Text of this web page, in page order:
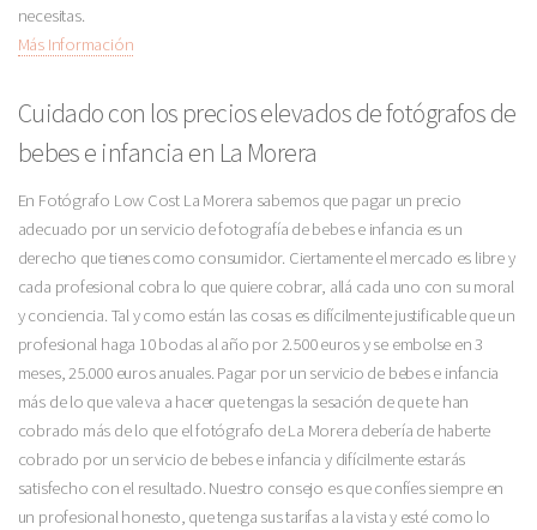
necesitas.
Más Información
Cuidado con los precios elevados de fotógrafos de
bebes e infancia en La Morera
En Fotógrafo Low Cost La Morera sabemos que pagar un precio
adecuado por un servicio de fotografía de bebes e infancia es un
derecho que tienes como consumidor. Ciertamente el mercado es libre y
cada profesional cobra lo que quiere cobrar, allá cada uno con su moral
y conciencia. Tal y como están las cosas es difícilmente justificable que un
profesional haga 10 bodas al año por 2.500 euros y se embolse en 3
meses, 25.000 euros anuales. Pagar por un servicio de bebes e infancia
más de lo que vale va a hacer que tengas la sesación de que te han
cobrado más de lo que el fotógrafo de La Morera debería de haberte
cobrado por un servicio de bebes e infancia y difícilmente estarás
satisfecho con el resultado. Nuestro consejo es que confíes siempre en
un profesional honesto, que tenga sus tarifas a la vista y esté como lo